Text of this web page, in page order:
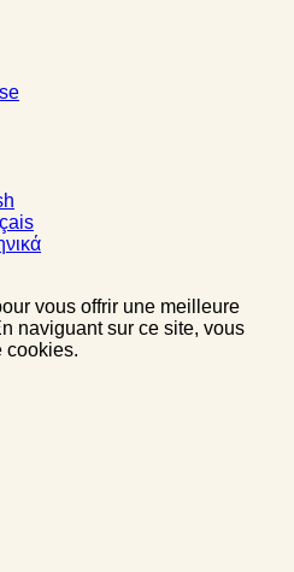
vous offrir une meilleure
naviguant sur ce site, vous
cookies.